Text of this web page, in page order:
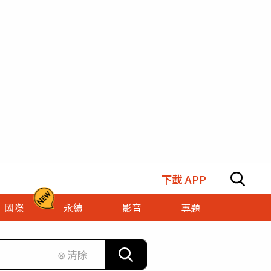
下載 APP
國際 永續 影音
專題
⊗ 清除